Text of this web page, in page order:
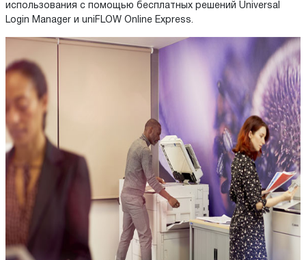
использования с помощью бесплатных решений Universal
Login Manager и uniFLOW Online Express.